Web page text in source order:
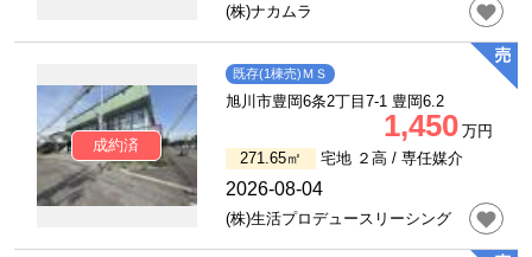
(株)ナカムラ
成約済
既存(1棟売)ＭＳ
旭川市豊岡6条2丁目7-1 豊岡6.2
1,450 万円
271.65㎡
宅地 ２高 / 専任媒介
2026-08-04
(株)生活プロデュースリーシング